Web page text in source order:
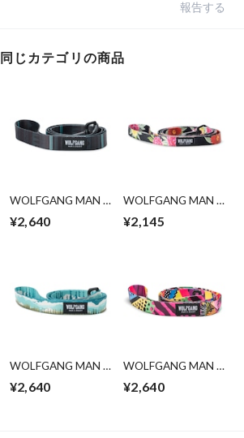
報告する
同じカテゴリの商品
WOLFGANG MAN &
LEASH ( M size )
¥2,640
WOLFGANG MAN &
LEASH ( S size )
¥2,145
WOLFGANG MAN &
/GreatEscape LEASH
¥2,640
WOLFGANG MAN &
LEASH ( M size )
¥2,640